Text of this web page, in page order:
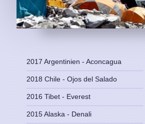
2017 Argentinien - Aconcagua
2018 Chile - Ojos del Salado
2016 Tibet - Everest
2015 Alaska - Denali